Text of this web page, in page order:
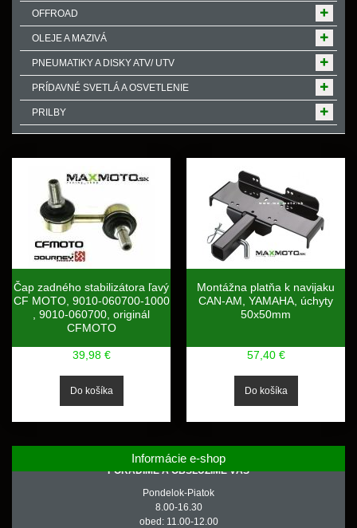
OFFROAD
OLEJE A MAZIVÁ
PNEUMATIKY A DISKY ATV/ UTV
PRÍDAVNÉ SVETLÁ A OSVETLENIE
PRILBY
Čap zadného stabilizátora ľavý
CF MOTO, 9010-060700-1000
, 9010-060700, originál
CFMOTO
39,98 €
Montážna platňa k navijaku
CAN-AM, YAMAHA, úchyty
50x50mm
57,40 €
Informácie e-shop
PORADÍME A OBSLÚŽIME VÁS
Pondelok-Piatok
8.00-16.30
obed: 11.00-12.00